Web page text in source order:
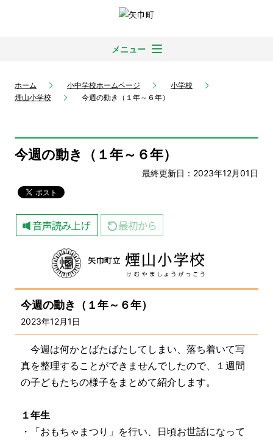
メニュー
ホーム 小中学校ホームページ
小学校
煙山小学校
今週の動き（１年～６年）
今週の動き（１年～６年）
最終更新日：2023年12月01日
今週の動き（１年～６年）
2023年12月1日
今週は何かとばたばたしてしまい、落ち着いて写
真を整理することができませんでしたので、１週間
の子どもたちの様子をまとめて紹介します。
１年生
・「おもちゃまつり」を行い、日頃お世話になって